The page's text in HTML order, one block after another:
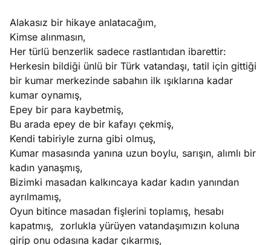
Alakasız bir hikaye anlatacağım,
Kimse alınmasın,
Her türlü benzerlik sadece rastlantıdan ibarettir:
Herkesin bildiği ünlü bir Türk vatandaşı, tatil için gittiği
bir kumar merkezinde sabahın ilk ışıklarına kadar
kumar oynamış,
Epey bir para kaybetmiş,
Bu arada epey de bir kafayı çekmiş,
Kendi tabiriyle zurna gibi olmuş,
Kumar masasında yanına uzun boylu, sarışın, alımlı bir
kadın yanaşmış,
Bizimki masadan kalkıncaya kadar kadın yanından
ayrılmamış,
Oyun bitince masadan fişlerini toplamış, hesabı
kapatmış, zorlukla yürüyen vatandaşımızın koluna
girip onu odasına kadar çıkarmış,